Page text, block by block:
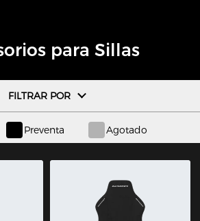
para Sillas
FILTRAR POR
Preventa Agotado